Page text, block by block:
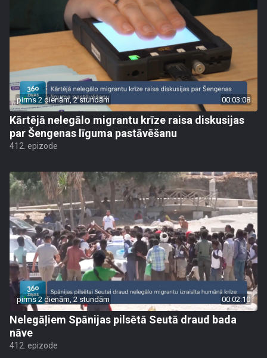
pirms 2 dienām, 2 stundām 00:03:08
Kārtējā nelegālo migrantu krīze raisa diskusijas
par Šengenas līguma pastāvēšanu
412. epizode
pirms 2 dienām, 2 stundām 00:02:10
Nelegāļiem Spānijas pilsētā Seutā draud bada
nāve
412. epizode